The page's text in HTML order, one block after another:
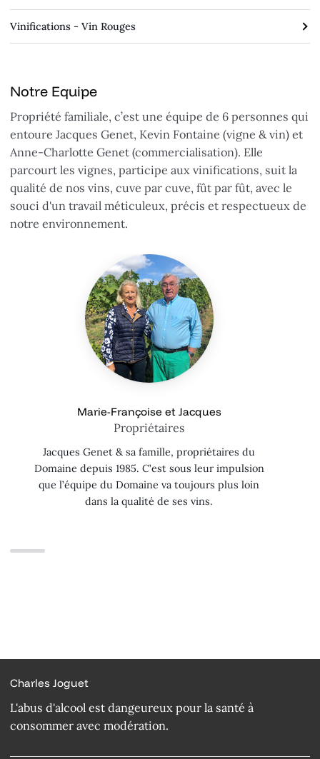
Vinifications - Vin Rouges
Notre Equipe
Propriété familiale, c’est une équipe de 6 personnes qui
entoure Jacques Genet, Kevin Fontaine (vigne & vin) et
Anne-Charlotte Genet (commercialisation). Elle
parcourt les vignes, participe aux vinifications, suit la
qualité de nos vins, cuve par cuve, fût par fût, avec le
souci d'un travail méticuleux, précis et respectueux de
notre environnement.
Marie-Françoise et Jacques
Propriétaires
Jacques Genet & sa famille, propriétaires du
Domaine depuis 1985. C’est sous leur impulsion
que l’équipe du Domaine va toujours plus loin
dans la qualité de ses vins.
Charles Joguet
L'abus d'alcool est dangeureux pour la santé à
consommer avec modération.